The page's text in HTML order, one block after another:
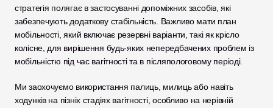
стратегія полягає в застосуванні допоміжних засобів, які
забезпечують додаткову стабільність. Важливо мати план
мобільності, який включає резервні варіанти, такі як крісло
колісне, для вирішення будь-яких непередбачених проблем із
мобільністю під час вагітності та в післяпологовому періоді.
Ми заохочуємо використання палиць, милиць або навіть
ходунків на пізніх стадіях вагітності, особливо на нерівній